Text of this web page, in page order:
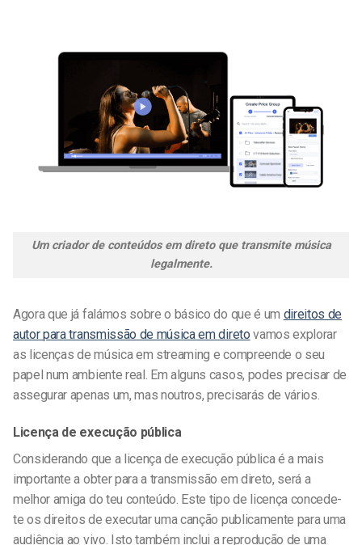
Um criador de conteúdos em direto que transmite música
legalmente.
Agora que já falámos sobre o básico do que é um direitos de
autor para transmissão de música em direto vamos explorar
as licenças de música em streaming e compreende o seu
papel num ambiente real. Em alguns casos, podes precisar de
assegurar apenas um, mas noutros, precisarás de vários.
Licença de execução pública
Considerando que a licença de execução pública é a mais
importante a obter para a transmissão em direto, será a
melhor amiga do teu conteúdo. Este tipo de licença concede-
te os direitos de executar uma canção publicamente para uma
audiência ao vivo. Isto também inclui a reprodução de uma